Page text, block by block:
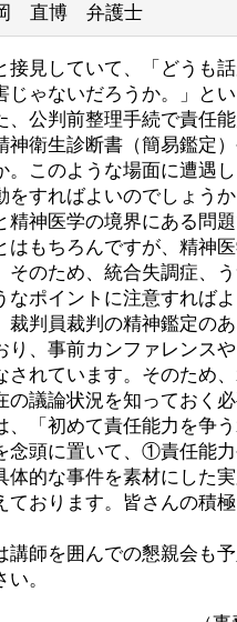
直博 弁護士
見していて、「どうも
じゃないだろうか。」と
、公判前整理手続で責任
神衛生診断書（簡易鑑定
。このような場面に遭遇
をすればよいのでしょう
精神医学の境界にある問
はもちろんですが、精神
そのため、統合失調症、
なポイントに注意すれば
裁判員裁判の精神鑑定の
り、事前カンファレンス
されています。そのため
の議論状況を知ってお
、「初めて責任能力を争
念頭に置いて、①責任能
的な事件を素材にした
ております。皆さんの積
講師を囲んでの懇親会も
。